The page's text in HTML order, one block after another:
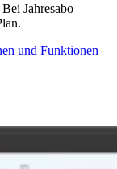
Jahresabo
und Funktionen